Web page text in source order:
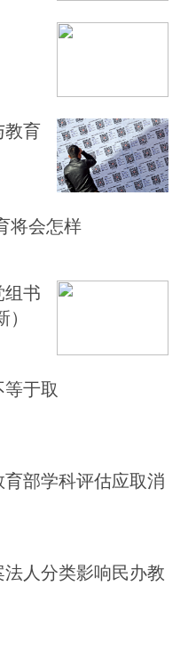
教育
将会怎样
组书
于取
部学科评估应取消
人分类影响民办教